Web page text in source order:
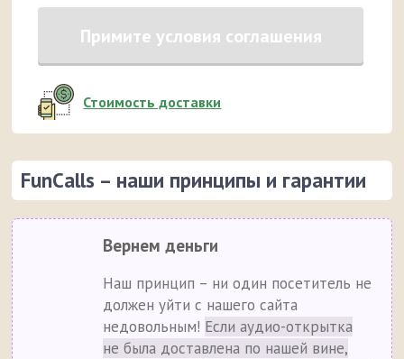
Примите условия соглашения
Стоимость доставки
FunCalls – наши принципы и гарантии
Вернем деньги
Наш принцип – ни один посетитель не
должен уйти с нашего сайта
недовольным! Если аудио-открытка
не была доставлена по нашей вине,